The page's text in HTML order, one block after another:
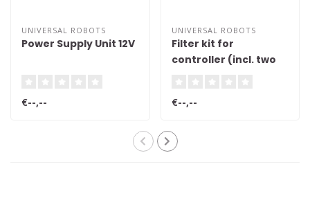
UNIVERSAL ROBOTS
Power Supply Unit 12V
€--,--
UNIVERSAL ROBOTS
Filter kit for
controller (incl. two
€--,--